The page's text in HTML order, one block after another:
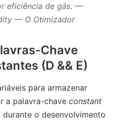
eficiência de gás. —
— O Otimizador
Chave
(D && E)
​​para armazenar
a palavra-chave constant
o desenvolvimento